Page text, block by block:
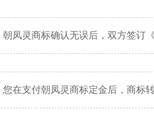
朝凤灵商标确认无误后，双方签订
您在支付朝凤灵商标定金后，商标